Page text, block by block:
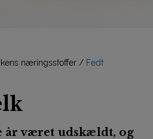
næringsstoffer Fedt
år været udskældt, og